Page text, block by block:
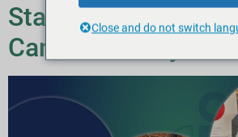
Standing with the
Cancer Society
Close and do not switch